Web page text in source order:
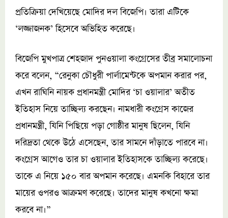
প্রতিক্রিয়া দেখিয়েছে মোদির দল বিজেপি। তারা এটিকে
‘লজ্জাজনক’ হিসেবে অভিহিত করেছে।
বিজেপি মুখপাত্র শেহজাদ পুনওয়ালা কংগ্রেসের তীব্র সমালোচনা
করে বলেন, “রেনুকা চৌধুরী পার্লামেন্টকে অপমান করার পর,
এখন রাঘিনি নায়ক প্রধানমন্ত্রী মোদির ‘চা ওয়ালার’ অতীত
ইতিহাস নিয়ে তাচ্ছিল্য করছেন। নামধারী কংগ্রেস কাজের
প্রধানমন্ত্রী, যিনি পিছিয়ে পড়া গোষ্ঠীর মানুষ ছিলেন, যিনি
দরিদ্রতা থেকে উঠে এসেছেন, তার সামনে দাঁড়াতে পারবে না।
কংগ্রেস আগেও তার চা ওয়ালার ইতিহাসকে তাচ্ছিল্য করেছে।
তাকে এ নিয়ে ১৫০ বার অপমান করেছে। এমনকি বিহারে তার
মায়ের ওপরও আক্রমণ করেছে। তাদের মানুষ কখনো ক্ষমা
করবে না।”